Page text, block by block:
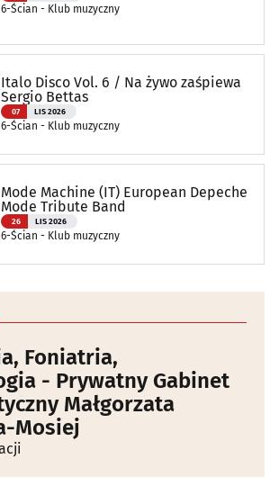
6-Ścian - Klub muzyczny
Italo Disco Vol. 6 / Na żywo zaśpiewa
Sergio Bettas
07 LIS 2026
6-Ścian - Klub muzyczny
Mode Machine (IT) European Depeche
Mode Tribute Band
26 LIS 2026
6-Ścian - Klub muzyczny
Foniatria,
- Prywatny Gabinet
Małgorzata
Mosiej